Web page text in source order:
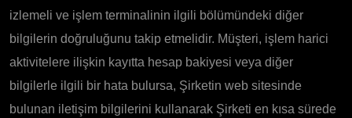
izlemeli ve işlem terminalinin ilgili bölümündeki diğer
bilgilerin doğruluğunu takip etmelidir. Müşteri, işlem harici
aktivitelere ilişkin kayıtta hesap bakiyesi veya diğer
bilgilerle ilgili bir hata bulursa, Şirketin web sitesinde
bulunan iletişim bilgilerini kullanarak Şirketi en kısa sürede